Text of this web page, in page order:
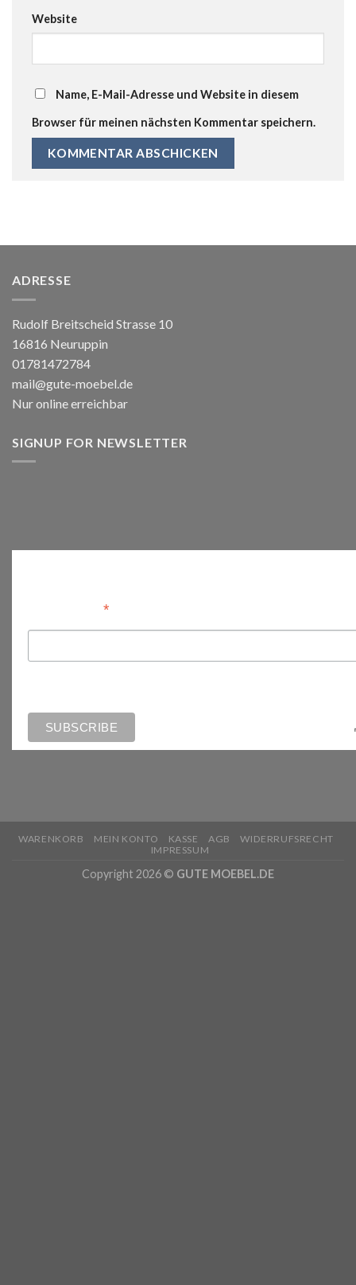
Website
Name, E-Mail-Adresse und Website in diesem
Browser für meinen nächsten Kommentar speichern.
ADRESSE
Rudolf Breitscheid Strasse 10
16816 Neuruppin
01781472784
mail@gute-moebel.de
Nur online erreichbar
SIGNUP FOR NEWSLETTER
*
WARENKORB MEIN KONTO KASSE AGB
WIDERRUFSRECHT
IMPRESSUM
Copyright 2026 © GUTE MOEBEL.DE